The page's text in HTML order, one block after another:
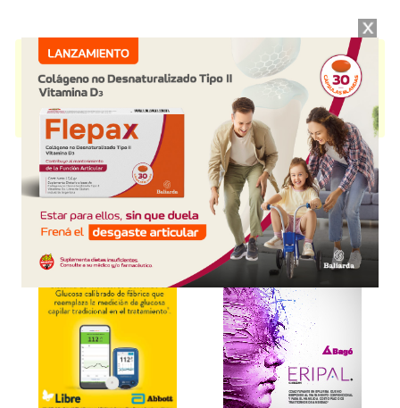
LONSURF 15 MGcontiene
y se indica como
Antineoplásico
. Es producido por Servier
y cuenta con 2 presentaciones
disponibles.
Producto importado.
Explorar más
Otros productos contrifluridina+tipiracilo
Otros productos de
Servier